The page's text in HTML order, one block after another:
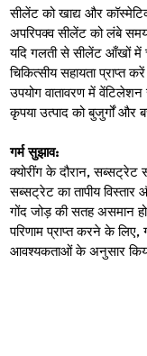
सीलेंट को खाद्य और
अपरिपक्व सीलेंट को लंबे
यदि गलती से सीलेंट आँखों में
चिकित्सीय सहायता प्राप्त
उपयोग वातावरण में
कृपया उत्पाद को बुजुर्गों और
गर्म सुझाव:
क्योरींग के दौरान, सब्सट्रेट
सब्सट्रेट का तापीय
गोंद जोड़ की सतह असमान
परिणाम प्राप्त करने के लिए,
आवश्यकताओं के अनुसार किया